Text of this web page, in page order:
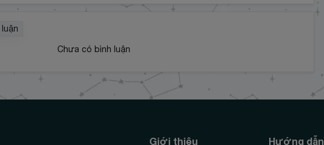
Chưa có bình luận
Giới thiệu Hướng dẫn